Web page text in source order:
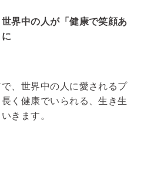
界中の人が「健康で笑顔あ
、世界中の人に愛されるプ
く健康でいられる、生き生
きます。